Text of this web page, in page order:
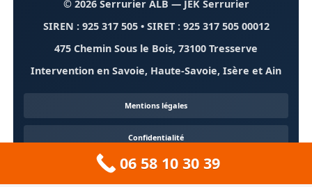
© 2026 Serrurier ALB — JEK Serrurier
SIREN : 925 317 505 • SIRET : 925 317 505 00012
475 Chemin Sous le Bois, 73100 Tresserve
Intervention en Savoie, Haute-Savoie, Isère et Ain
Mentions légales
Confidentialité
Contact
06 58 10 30 39